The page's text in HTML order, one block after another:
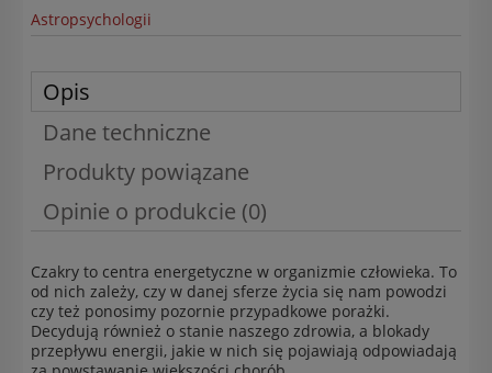
Astropsychologii
Opis
Dane techniczne
Produkty powiązane
Opinie o produkcie (0)
Czakry to centra energetyczne w organizmie człowieka. To
od nich zależy, czy w danej sferze życia się nam powodzi
czy też ponosimy pozornie przypadkowe porażki.
Decydują również o stanie naszego zdrowia, a blokady
przepływu energii, jakie w nich się pojawiają odpowiadają